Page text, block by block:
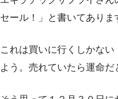
セール！」と書いてありま
これは買いに行くしかな
よう。売れていたら運命だ